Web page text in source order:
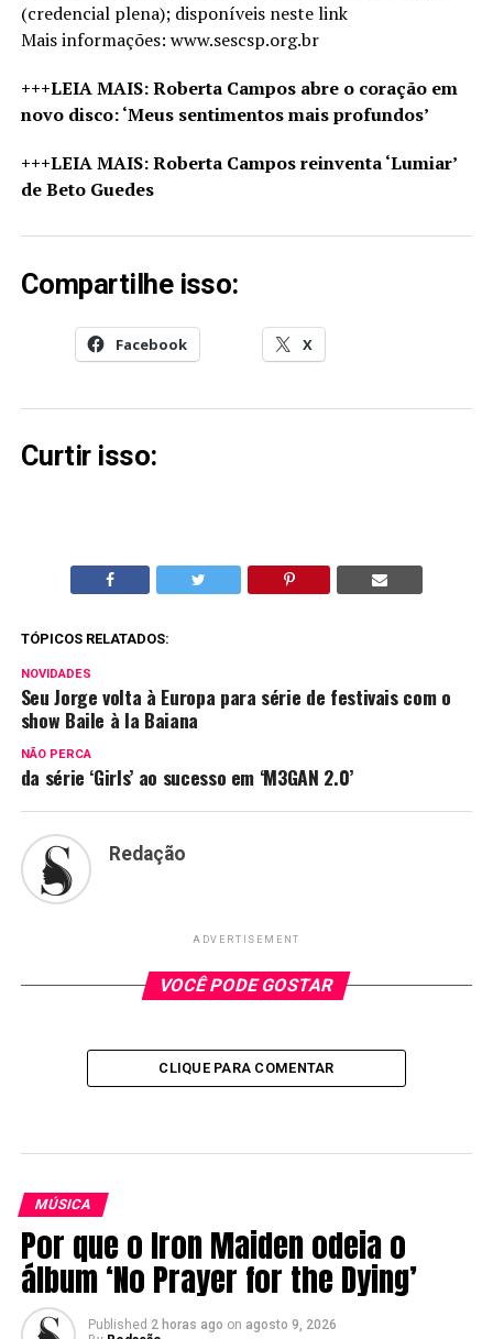
(credencial plena); disponíveis neste link
Mais informações: www.sescsp.org.br
+++LEIA MAIS: Roberta Campos abre o coração em
novo disco: ‘Meus sentimentos mais profundos’
+++LEIA MAIS: Roberta Campos reinventa ‘Lumiar’
de Beto Guedes
Compartilhe isso:
Facebook X
Curtir isso:
TÓPICOS RELATADOS:
NOVIDADES
Seu Jorge volta à Europa para série de festivais com o
show Baile à la Baiana
NÃO PERCA
da série ‘Girls’ ao sucesso em ‘M3GAN 2.0’
Redação
ADVERTISEMENT
VOCÊ PODE GOSTAR
CLIQUE PARA COMENTAR
MÚSICA
Por que o Iron Maiden odeia o
álbum ‘No Prayer for the Dying’
Published 2 horas ago on agosto 9, 2026